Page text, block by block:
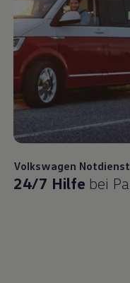
Volkswagen
24/7 Hilfe bei